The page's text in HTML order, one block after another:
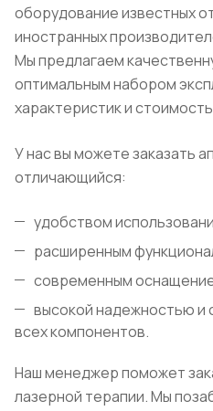
оборудование известных
иностранных
Мы предлагаем
оптимальным набором
характеристик и
У нас вы можете заказать
отличающийся:
удобством
расширенным
современным
высокой надежностью и
всех компонентов.
Наш менеджер поможет
лазерной терапии. Мы